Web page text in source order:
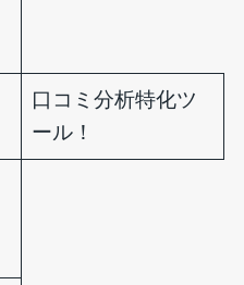
口コミ分析特化ツ
ール！